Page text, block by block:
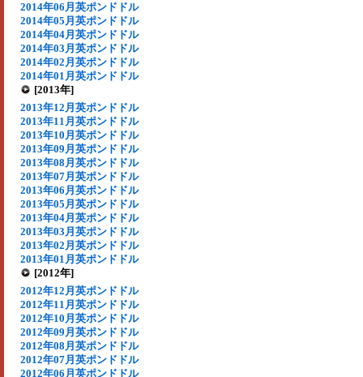
2014年06月英ポンドドル
2014年05月英ポンドドル
2014年04月英ポンドドル
2014年03月英ポンドドル
2014年02月英ポンドドル
2014年01月英ポンドドル
[2013年]
2013年12月英ポンドドル
2013年11月英ポンドドル
2013年10月英ポンドドル
2013年09月英ポンドドル
2013年08月英ポンドドル
2013年07月英ポンドドル
2013年06月英ポンドドル
2013年05月英ポンドドル
2013年04月英ポンドドル
2013年03月英ポンドドル
2013年02月英ポンドドル
2013年01月英ポンドドル
[2012年]
2012年12月英ポンドドル
2012年11月英ポンドドル
2012年10月英ポンドドル
2012年09月英ポンドドル
2012年08月英ポンドドル
2012年07月英ポンドドル
2012年06月英ポンドドル